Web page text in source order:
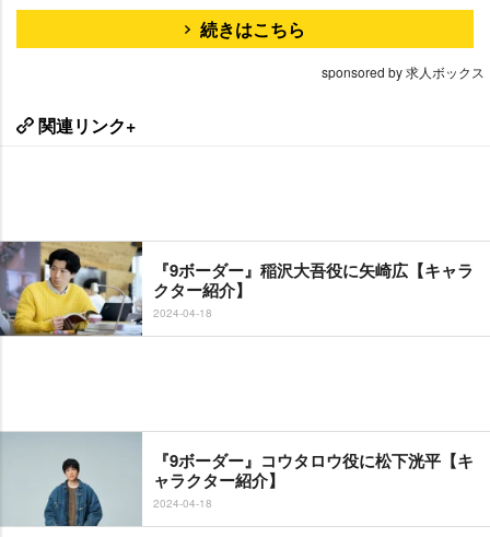
続きはこちら
sponsored by 求人ボックス
関連リンク+
『9ボーダー』稲沢大吾役に矢崎広【キャラ
クター紹介】
2024-04-18
『9ボーダー』コウタロウ役に松下洸平【キ
ャラクター紹介】
2024-04-18